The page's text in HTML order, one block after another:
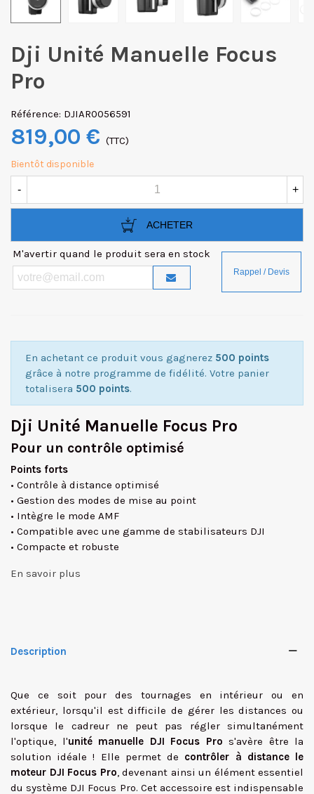
Dji Unité Manuelle Focus
Pro
Référence: DJIAR0056591
819,00 € (TTC)
Bientôt disponible
- +
ACHETER
M'avertir quand le produit sera en stock
En achetant ce produit vous gagnerez 500 points
grâce à notre programme de fidélité. Votre panier
totalisera 500 points.
Dji Unité Manuelle Focus Pro
Pour un contrôle optimisé
Points forts
• Contrôle à distance optimisé
• Gestion des modes de mise au point
• Intègre le mode AMF
• Compatible avec une gamme de stabilisateurs DJI
• Compacte et robuste
En savoir plus
Description
Que ce soit pour des tournages en intérieur ou en
extérieur, lorsqu'il est difficile de gérer les distances ou
lorsque le cadreur ne peut pas régler simultanément
l'optique, l'unité manuelle DJI Focus Pro s'avère être la
solution idéale ! Elle permet de contrôler à distance le
moteur DJI Focus Pro, devenant ainsi un élément essentiel
du système DJI Focus Pro. Cet accessoire est indispensable